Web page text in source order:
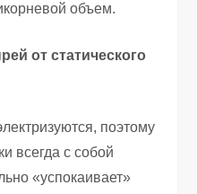
объем.
от статического
, поэтому
всегда с собой
«успокаивает»